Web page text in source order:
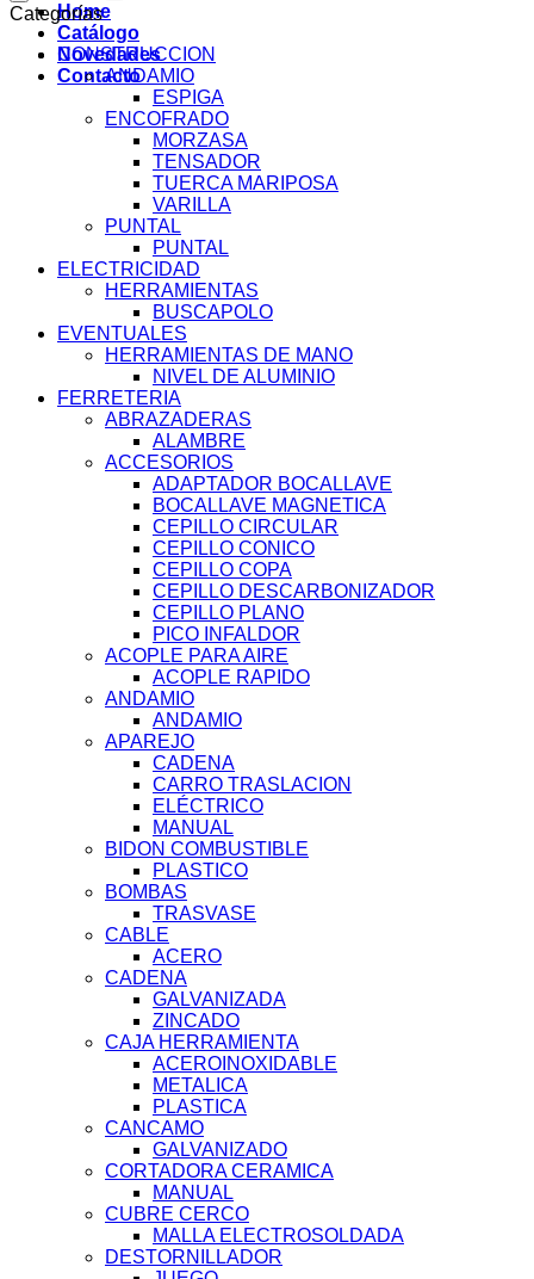
Home
Catálogo
Novedades
Contacto
Categorías
CONSTRUCCION
ANDAMIO
ESPIGA
ENCOFRADO
MORZASA
TENSADOR
TUERCA MARIPOSA
VARILLA
PUNTAL
PUNTAL
ELECTRICIDAD
HERRAMIENTAS
BUSCAPOLO
EVENTUALES
HERRAMIENTAS DE MANO
NIVEL DE ALUMINIO
FERRETERIA
ABRAZADERAS
ALAMBRE
ACCESORIOS
ADAPTADOR BOCALLAVE
BOCALLAVE MAGNETICA
CEPILLO CIRCULAR
CEPILLO CONICO
CEPILLO COPA
CEPILLO DESCARBONIZADOR
CEPILLO PLANO
PICO INFALDOR
ACOPLE PARA AIRE
ACOPLE RAPIDO
ANDAMIO
ANDAMIO
APAREJO
CADENA
CARRO TRASLACION
ELÉCTRICO
MANUAL
BIDON COMBUSTIBLE
PLASTICO
BOMBAS
TRASVASE
CABLE
ACERO
CADENA
GALVANIZADA
ZINCADO
CAJA HERRAMIENTA
ACEROINOXIDABLE
METALICA
PLASTICA
CANCAMO
GALVANIZADO
CORTADORA CERAMICA
MANUAL
CUBRE CERCO
MALLA ELECTROSOLDADA
DESTORNILLADOR